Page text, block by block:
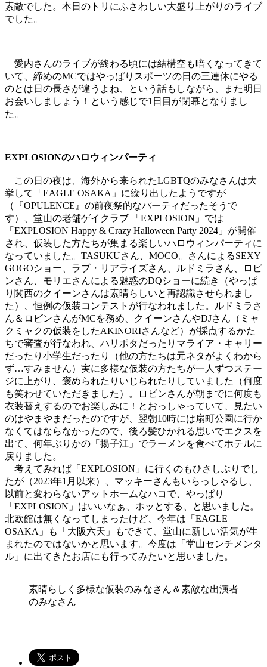
素敵でした。本日のトリにふさわしい大盛り上がりのライブ
でした。
愛内さんのライブが終わる頃には結構空も暗くなってきて
いて、締めのMCではやっぱりスポーツの日の三連休にやる
のとは日の長さが違うよね、という話もしながら、また明日
お会いしましょう！という感じで1日目が閉幕となりまし
た。
EXPLOSIONのハロウィンパーティ
この日の夜は、海外から来られたLGBTQのみなさんは大
挙して「EAGLE OSAKA」に繰り出したようですが
（『OPULENCE』の前夜祭的なパーティだったそうで
す）、堂山の老舗ゲイクラブ 「EXPLOSION」では
「EXPLOSION Happy & Crazy Halloween Party 2024」が開催
され、仮装した方たちが集まる楽しいハロウィンパーティに
なっていました。TASUKUさん、MOCO。さんによるSEXY
GOGOショー、ラブ・リアライズさん、ルドミラさん、ロビ
ンさん、モリエさんによる魅惑のDQショーに続き（やっぱ
り関西のクイーンさんは素晴らしいと再認識させられまし
た）、恒例の仮装コンテストが行なわれました。ルドミラさ
ん＆ロビンさんがMCを務め、クイーンさんやDJさん（ミャ
クミャクの仮装をしたAKINORIさんなど）が採点するかた
ちで審査が行なわれ、ハリポタだったりマライア・キャリー
だったり小学生だったり（他の方たちは元ネタがよくわから
ず…すみません）実に多様な仮装の方たちが一人ずつステー
ジに上がり、褒められたりいじられたりしていました（何度
も笑わせていただきました）。ロビンさんが朝までに何度も
衣装替えするのでお楽しみに！とおっしゃっていて、見たい
のはやまやまだったのですが、翌朝10時には扇町公園に行か
なくてはならなかったので、後ろ髪ひかれる思いでエクスを
出て、何年ぶりかの「揚子江」でラーメンを食べてホテルに
戻りました。
考えてみれば「EXPLOSION」に行くのもひさしぶりでし
たが（2023年1月以来）、マッキーさんもいらっしゃるし、
以前と変わらないアットホームなハコで、やっぱり
「EXPLOSION」はいいなぁ、ホッとする、と思いました。
北欧館は無くなってしまったけど、今年は「EAGLE
OSAKA」も「大阪六天」もできて、堂山に新しい活気が生
まれたのではないかと思います。今度は「堂山センチメンタ
ル」に出てきたお店にも行ってみたいと思いました。
素晴らしく多様な仮装のみなさん＆素敵な出演者
のみなさん